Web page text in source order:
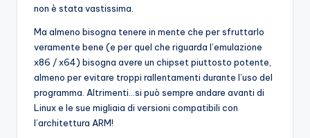
non è stata vastissima.
Ma almeno bisogna tenere in mente che per sfruttarlo
veramente bene (e per quel che riguarda l’emulazione
x86 / x64) bisogna avere un chipset piuttosto potente,
almeno per evitare troppi rallentamenti durante l’uso del
programma. Altrimenti…si può sempre andare avanti di
Linux e le sue migliaia di versioni compatibili con
l’architettura ARM!